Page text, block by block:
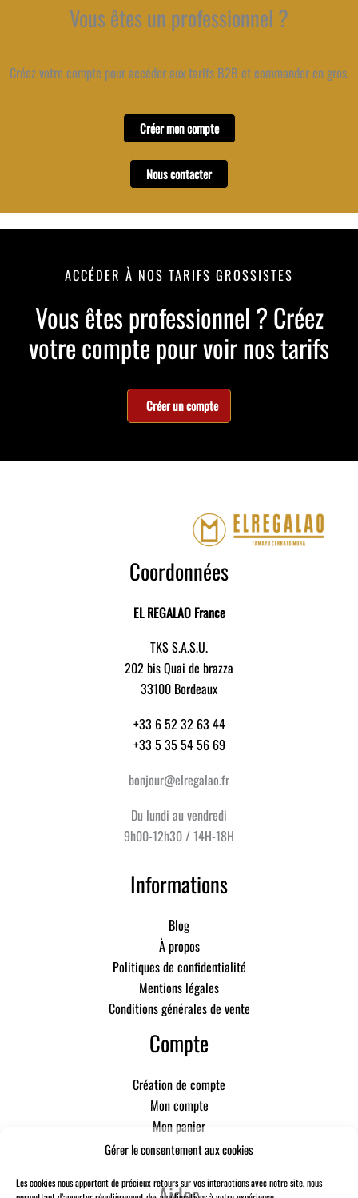
Gérer le consentement aux cookies
Les cookies nous apportent de précieux retours sur vos interactions avec notre site, nous
Vous êtes un professionnel ?
Créez votre compte pour accéder aux tarifs B2B et commander en gros.
Créer mon compte
Nous contacter
ACCÉDER À NOS TARIFS GROSSISTES
Vous êtes professionnel ? Créez
votre compte pour voir nos tarifs
Créer un compte
Coordonnées
EL REGALAO France
TKS S.A.S.U.
202 bis Quai de brazza
33100 Bordeaux
+33 6 52 32 63 44
+33 5 35 54 56 69
bonjour@elregalao.fr
Du lundi au vendredi
9h00-12h30 / 14H-18H
Informations
Blog
À propos
Politiques de confidentialité
Mentions légales
Conditions générales de vente
Compte
Création de compte
Mon compte
Mon panier